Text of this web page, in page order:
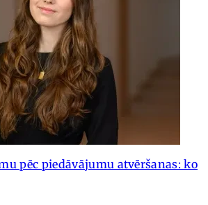
pēc piedāvājumu atvēršanas: ko